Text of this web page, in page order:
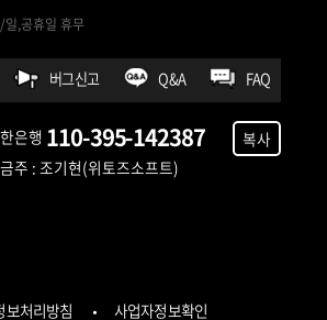
,공휴일 휴무
버그신고 Q&A FAQ
은행 110-395-142387
복사
주 : 조기현(위토즈소프트)
보처리방침 사업자정보확인